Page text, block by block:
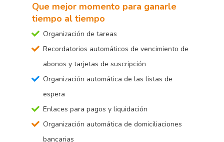
Que mejor momento para ganarle
tiempo al tiempo
Organización de tareas
Recordatorios automáticos de vencimiento de
abonos y tarjetas de suscripción
Organización automática de las listas de
espera
Enlaces para pagos y liquidación
Organización automática de domiciliaciones
bancarias